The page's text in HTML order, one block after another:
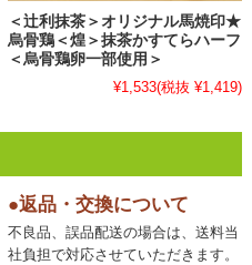
＜辻利抹茶＞オリジナル馬焼印★
烏骨鶏＜煌＞抹茶かすてらハーフ
＜烏骨鶏卵一部使用＞
¥1,533(税抜 ¥1,419)
●返品・交換について
不良品、誤品配送の場合は、送料当
社負担で対応させていただきます。